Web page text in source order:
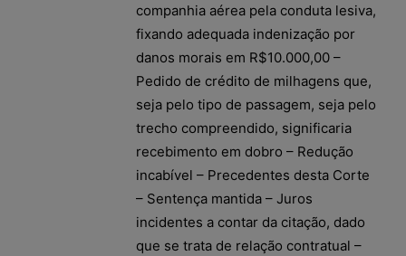
companhia aérea pela conduta lesiva,
fixando adequada indenização por
danos morais em R$10.000,00 –
Pedido de crédito de milhagens que,
seja pelo tipo de passagem, seja pelo
trecho compreendido, significaria
recebimento em dobro – Redução
incabível – Precedentes desta Corte
– Sentença mantida – Juros
incidentes a contar da citação, dado
que se trata de relação contratual –